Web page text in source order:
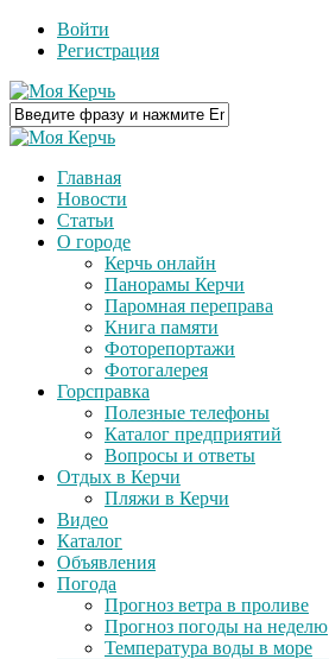
Войти
Регистрация
Главная
Новости
Статьи
О городе
Керчь онлайн
Панорамы Керчи
Паромная переправа
Книга памяти
Фоторепортажи
Фотогалерея
Горсправка
Полезные телефоны
Каталог предприятий
Вопросы и ответы
Отдых в Керчи
Пляжи в Керчи
Видео
Каталог
Объявления
Погода
Прогноз ветра в проливе
Прогноз погоды на неделю
Температура воды в море